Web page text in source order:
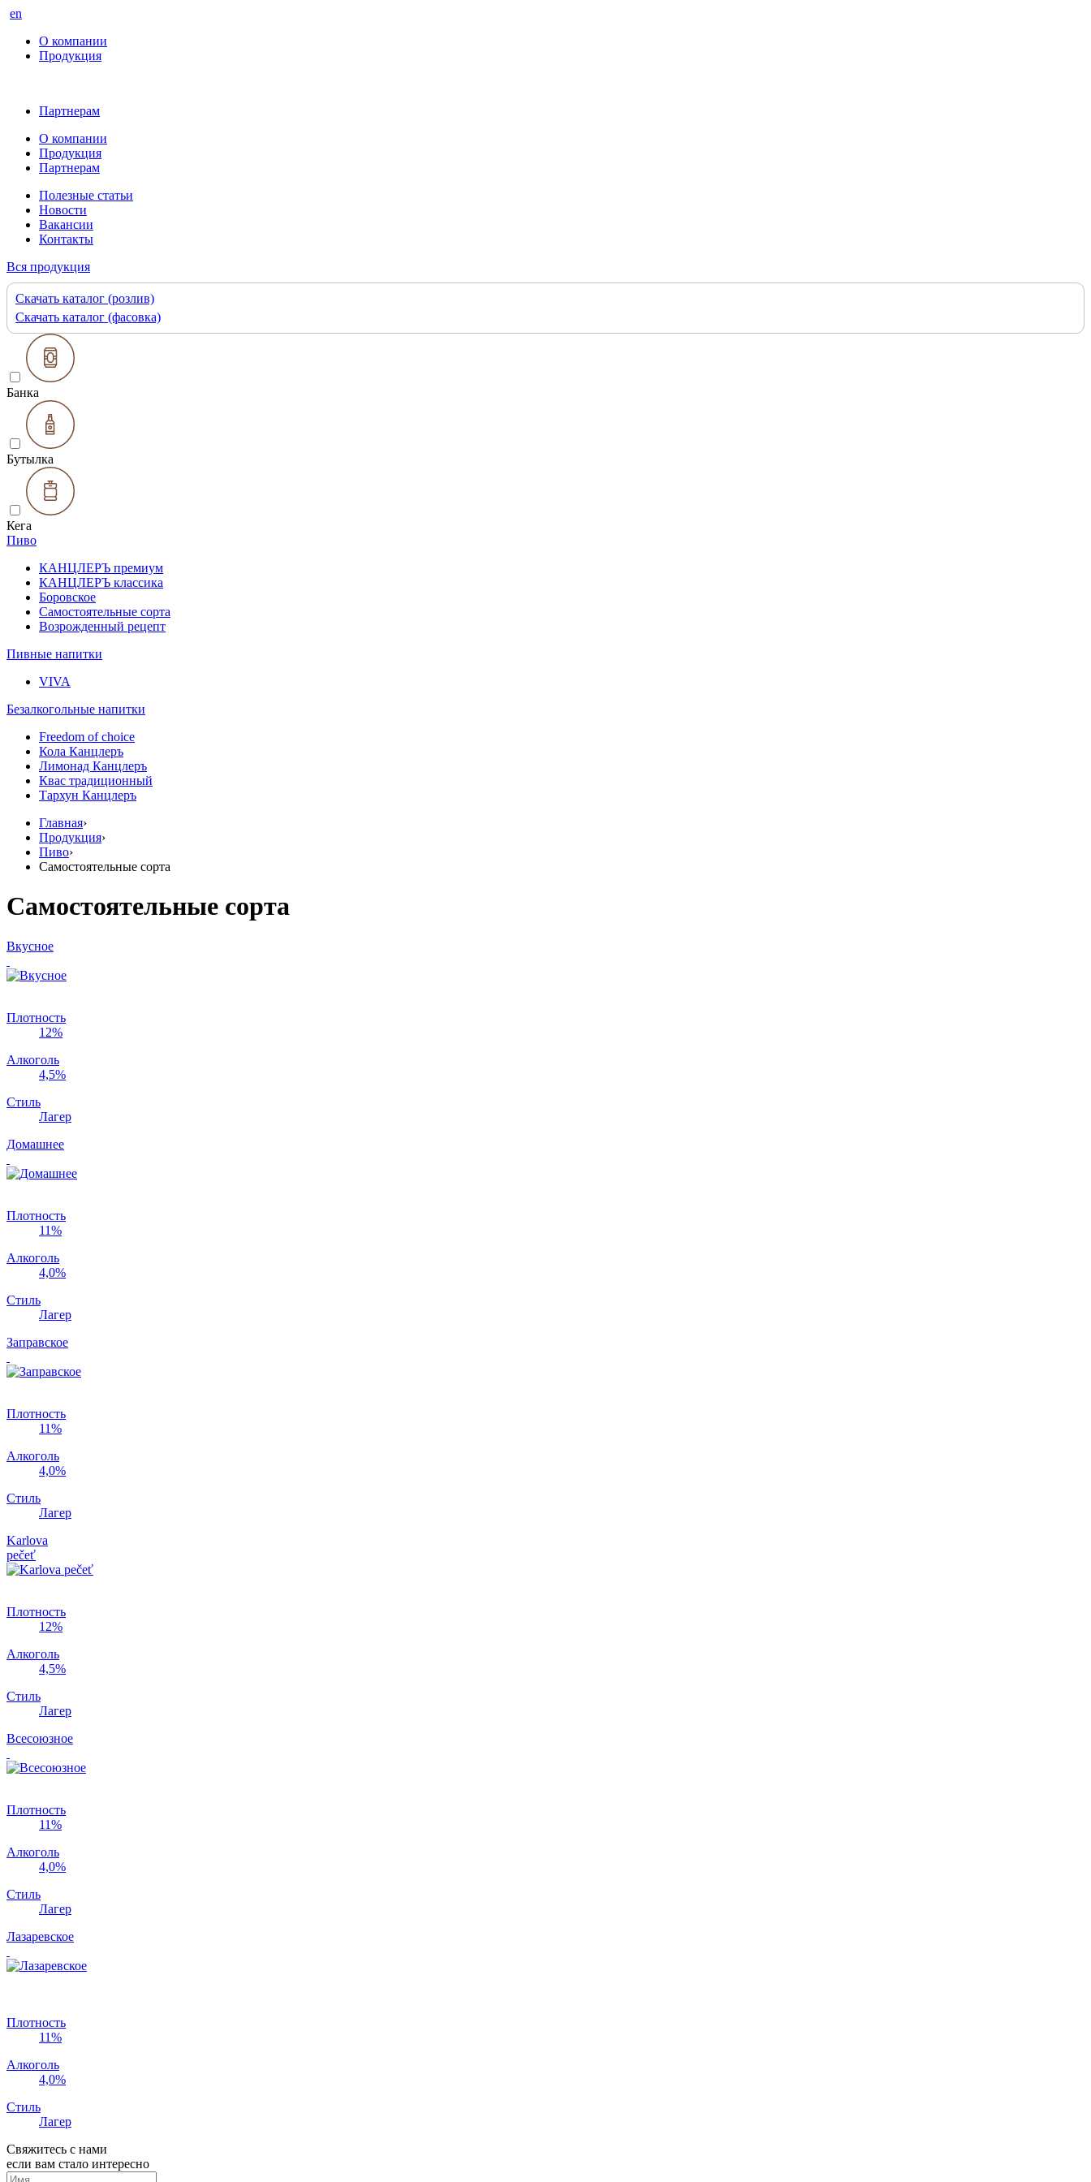
en
О компании
Продукция
Партнерам
О компании
Продукция
Партнерам
Полезные статьи
Новости
Вакансии
Контакты
Вся продукция
Скачать каталог (розлив)
Скачать каталог (фасовка)
Банка
Бутылка
Кега
Пиво
КАНЦЛЕРЪ премиум
КАНЦЛЕРЪ классика
Боровское
Самостоятельные сорта
Возрожденный рецепт
Пивные напитки
VIVA
Безалкогольные напитки
Freedom of choice
Кола Канцлеръ
Лимонад Канцлеръ
Квас традиционный
Тархун Канцлеръ
Главная›
Продукция›
Пиво›
Самостоятельные сорта
Самостоятельные сорта
Вкусное
Плотность
12%
Алкоголь
4,5%
Стиль
Лагер
Домашнее
Плотность
11%
Алкоголь
4,0%
Стиль
Лагер
Заправское
Плотность
11%
Алкоголь
4,0%
Стиль
Лагер
Karlova
pečeť
Плотность
12%
Алкоголь
4,5%
Стиль
Лагер
Всесоюзное
Плотность
11%
Алкоголь
4,0%
Стиль
Лагер
Лазаревское
Плотность
11%
Алкоголь
4,0%
Стиль
Лагер
Свяжитесь с нами
если вам стало интересно